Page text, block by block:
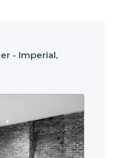
- Imperial,